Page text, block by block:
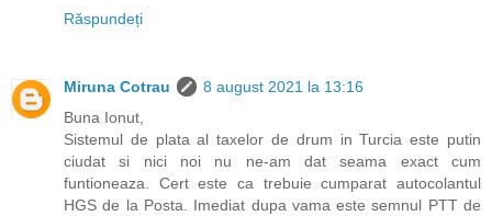
Răspundeți
Miruna Cotrau
8 august 2021 la 13:16
Buna Ionut,
Sistemul de plata al taxelor de drum in Turcia este putin
ciudat si nici noi nu ne-am dat seama exact cum
funtioneaza. Cert este ca trebuie cumparat autocolantul
HGS de la Posta. Imediat dupa vama este semnul PTT de